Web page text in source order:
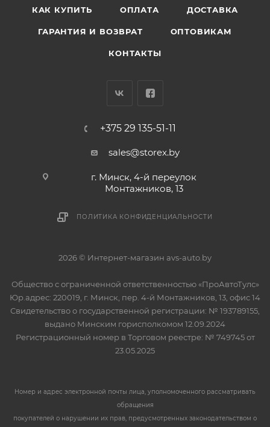
КАК КУПИТЬ ОПЛАТА ДОСТАВКА
ГАРАНТИЯ И ВОЗВРАТ ОПТОВИКАМ
КОНТАКТЫ
+375 29 135-51-11
sales@storex.by
г. Минск, 4-й переулок
Монтажников, 13
ПОЛИТИКА КОНФИДЕНЦИАЛЬНОСТИ
2026 © Интернет-магазин avs-auto.by
Общество с ограниченной ответственностью «ПроАвтоТулс»
Юр.адрес: 220019, г. Минск, пер. 4-й Монтажников, 13, офис 14
Свидетельство о государственной регистрации: № 193789155,
выдано Минским горисполкомом 12.09.2024
Регистрационный номер в Торговом реестре: № 749745 от
23.05.2025
Номер и адрес электронной почты лица, уполномоченного рассматривать
обращения
покупателей о нарушении их прав, предусмотренных законодательством о